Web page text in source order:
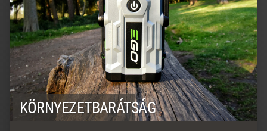
KÖRNYEZETBARÁTSÁG